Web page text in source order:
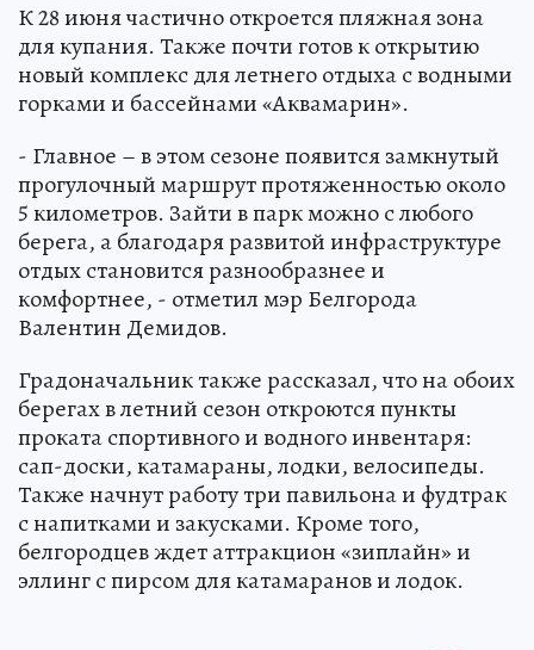
К 28 июня частично откроется пляжная зона
для купания. Также почти готов к открытию
новый комплекс для летнего отдыха с водными
горками и бассейнами «Аквамарин».
- Главное – в этом сезоне появится замкнутый
прогулочный маршрут протяженностью около
5 километров. Зайти в парк можно с любого
берега, а благодаря развитой инфраструктуре
отдых становится разнообразнее и
комфортнее, - отметил мэр Белгорода
Валентин Демидов.
Градоначальник также рассказал, что на обоих
берегах в летний сезон откроются пункты
проката спортивного и водного инвентаря:
сап-доски, катамараны, лодки, велосипеды.
Также начнут работу три павильона и фудтрак
с напитками и закусками. Кроме того,
белгородцев ждет аттракцион «зиплайн» и
эллинг с пирсом для катамаранов и лодок.